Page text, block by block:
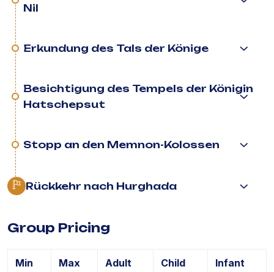
Nil
Erkundung des Tals der Könige
Besichtigung des Tempels der Königin
Hatschepsut
Stopp an den Memnon-Kolossen
Rückkehr nach Hurghada
Group Pricing
Min
Max
Adult
Child
Infant